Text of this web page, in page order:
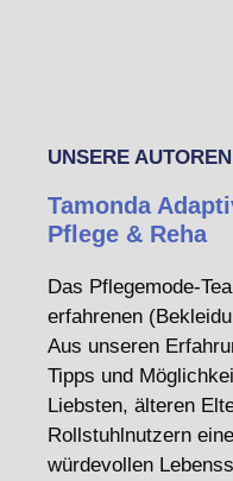
UNSERE AUTOREN
Tamonda
Pflege & Reha
Das Pflegemode-
erfahrenen
Aus unseren
Tipps und
Liebsten, älteren
Rollstuhlnutzern
würdevollen